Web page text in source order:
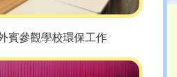
賓參觀學校環保工作